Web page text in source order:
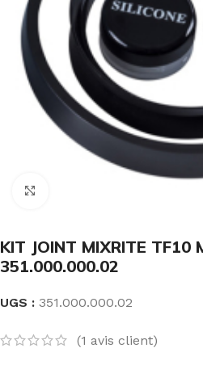
KIT JOINT MIXRITE TF10
351.000.000.02
UGS : 351.000.000.02
(1 avis client)